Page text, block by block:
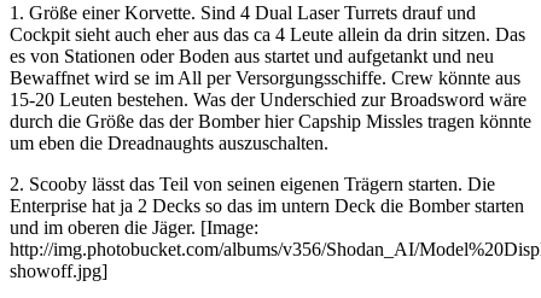
1. Größe einer Korvette. Sind 4 Dual Laser Turrets drauf und
Cockpit sieht auch eher aus das ca 4 Leute allein da drin sitzen. Das
es von Stationen oder Boden aus startet und aufgetankt und neu
Bewaffnet wird se im All per Versorgungsschiffe. Crew könnte aus
15-20 Leuten bestehen. Was der Underschied zur Broadsword wäre
durch die Größe das der Bomber hier Capship Missles tragen könnte
um eben die Dreadnaughts auszuschalten.
2. Scooby lässt das Teil von seinen eigenen Trägern starten. Die
Enterprise hat ja 2 Decks so das im untern Deck die Bomber starten
und im oberen die Jäger. [Image:
http://img.photobucket.com/albums/v356/Shodan_AI/
showoff.jpg]